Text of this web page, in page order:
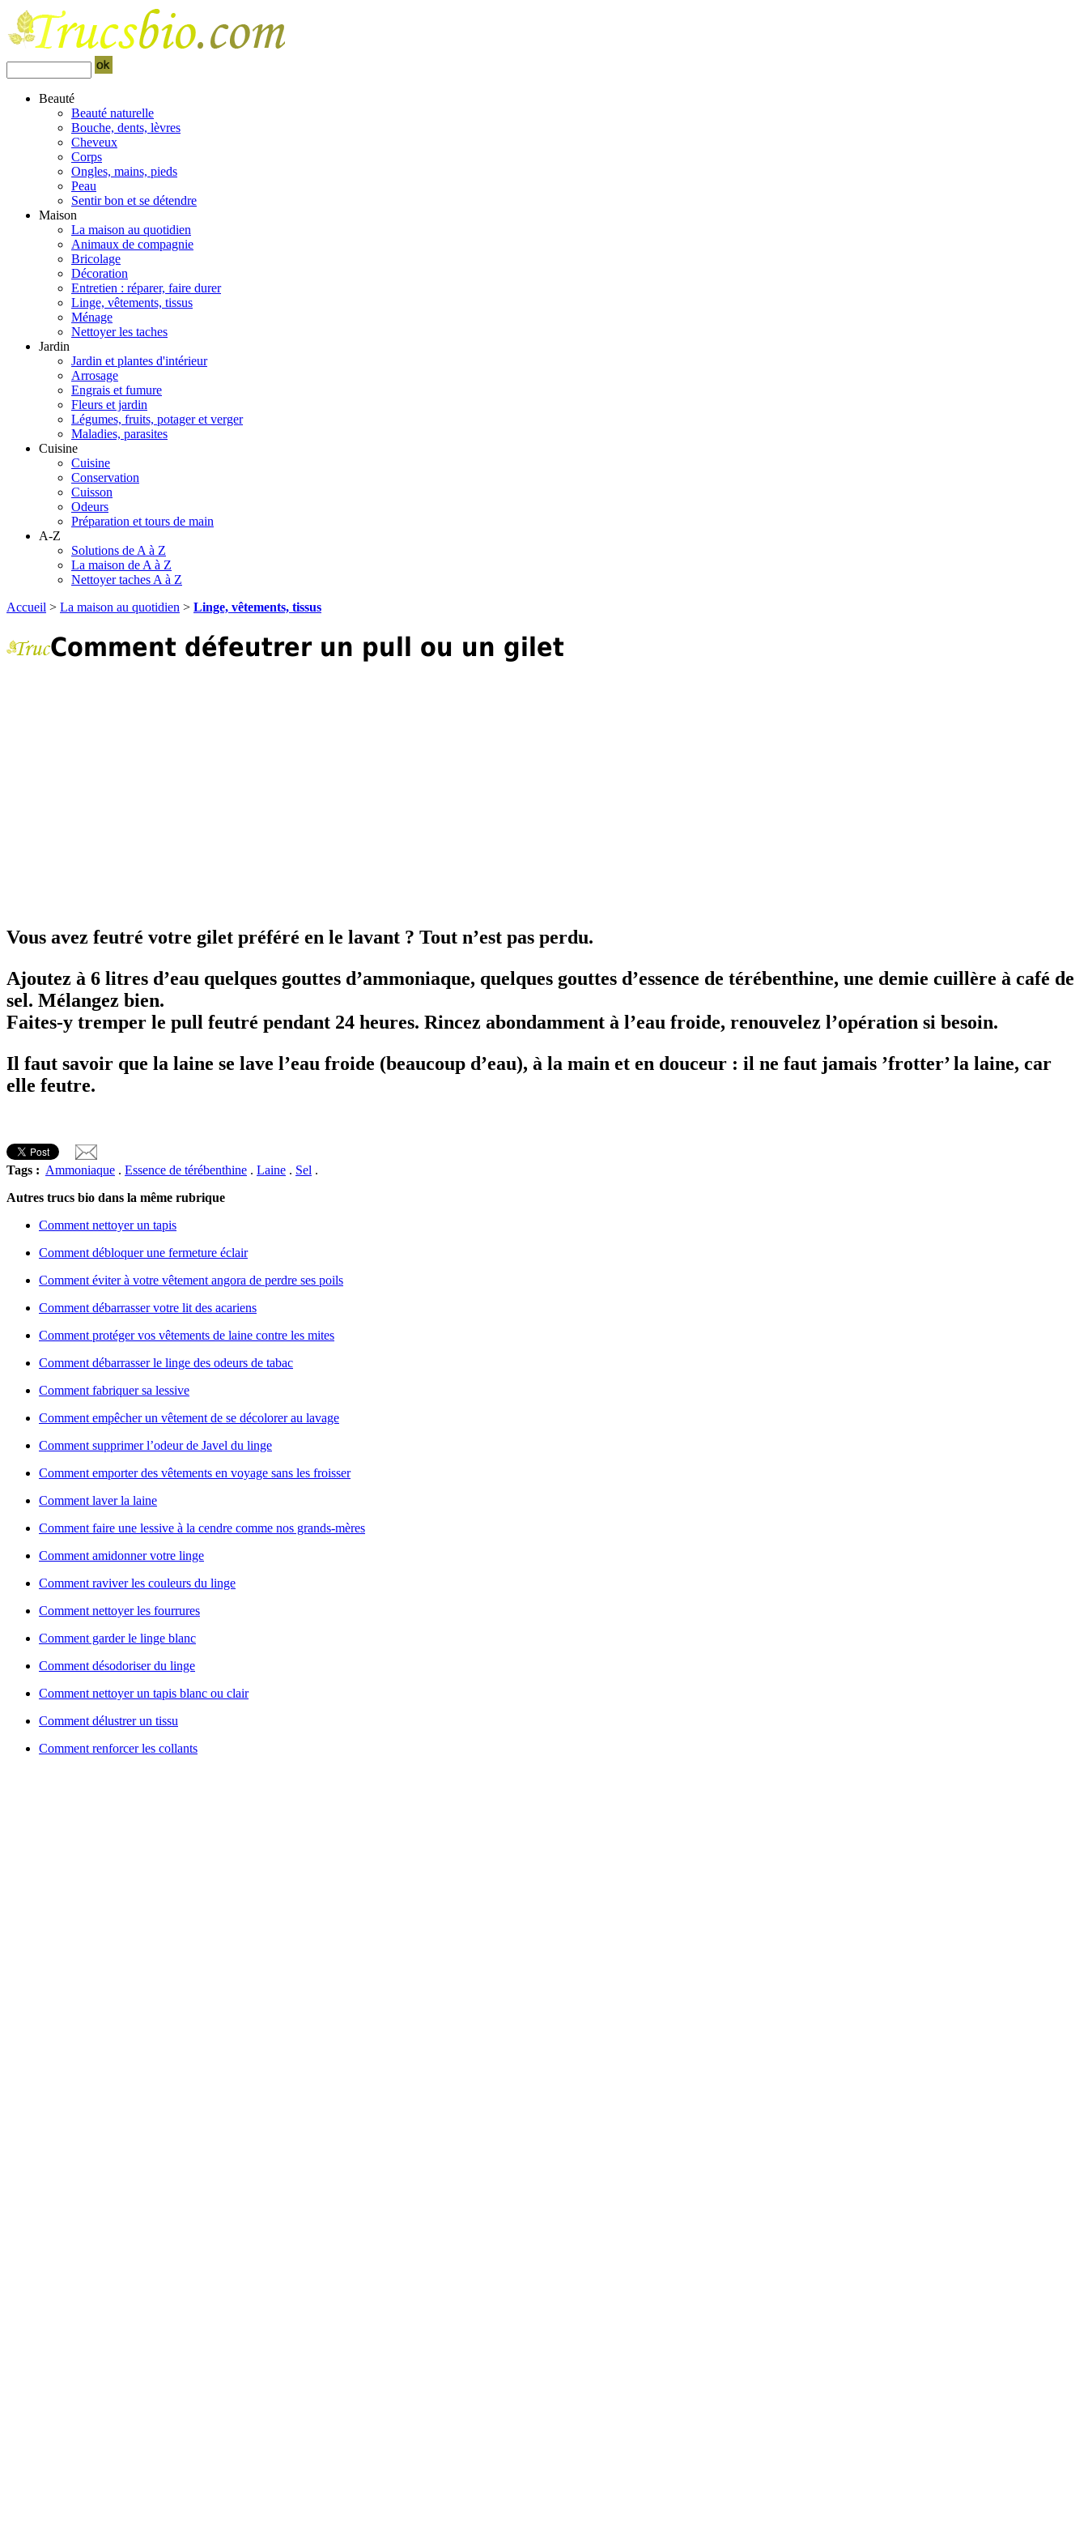
Beauté
Beauté naturelle
Bouche, dents, lèvres
Cheveux
Corps
Ongles, mains, pieds
Peau
Sentir bon et se détendre
Maison
La maison au quotidien
Animaux de compagnie
Bricolage
Décoration
Entretien : réparer, faire durer
Linge, vêtements, tissus
Ménage
Nettoyer les taches
Jardin
Jardin et plantes d'intérieur
Arrosage
Engrais et fumure
Fleurs et jardin
Légumes, fruits, potager et verger
Maladies, parasites
Cuisine
Cuisine
Conservation
Cuisson
Odeurs
Préparation et tours de main
A-Z
Solutions de A à Z
La maison de A à Z
Nettoyer taches A à Z
Accueil > La maison au quotidien > Linge, vêtements, tissus
Comment défeutrer un pull ou un gilet
Vous avez feutré votre gilet préféré en le lavant ? Tout n’est pas perdu.
Ajoutez à 6 litres d’eau quelques gouttes d’ammoniaque, quelques gouttes d’essence de térébenthine, une demie cuillère à café de
sel. Mélangez bien.
Faites-y tremper le pull feutré pendant 24 heures. Rincez abondamment à l’eau froide, renouvelez l’opération si besoin.
Il faut savoir que la laine se lave l’eau froide (beaucoup d’eau), à la main et en douceur : il ne faut jamais ’frotter’ la laine, car
elle feutre.
Tags : Ammoniaque . Essence de térébenthine . Laine . Sel .
Autres trucs bio dans la même rubrique
Comment nettoyer un tapis
Comment débloquer une fermeture éclair
Comment éviter à votre vêtement angora de perdre ses poils
Comment débarrasser votre lit des acariens
Comment protéger vos vêtements de laine contre les mites
Comment débarrasser le linge des odeurs de tabac
Comment fabriquer sa lessive
Comment empêcher un vêtement de se décolorer au lavage
Comment supprimer l’odeur de Javel du linge
Comment emporter des vêtements en voyage sans les froisser
Comment laver la laine
Comment faire une lessive à la cendre comme nos grands-mères
Comment amidonner votre linge
Comment raviver les couleurs du linge
Comment nettoyer les fourrures
Comment garder le linge blanc
Comment désodoriser du linge
Comment nettoyer un tapis blanc ou clair
Comment délustrer un tissu
Comment renforcer les collants